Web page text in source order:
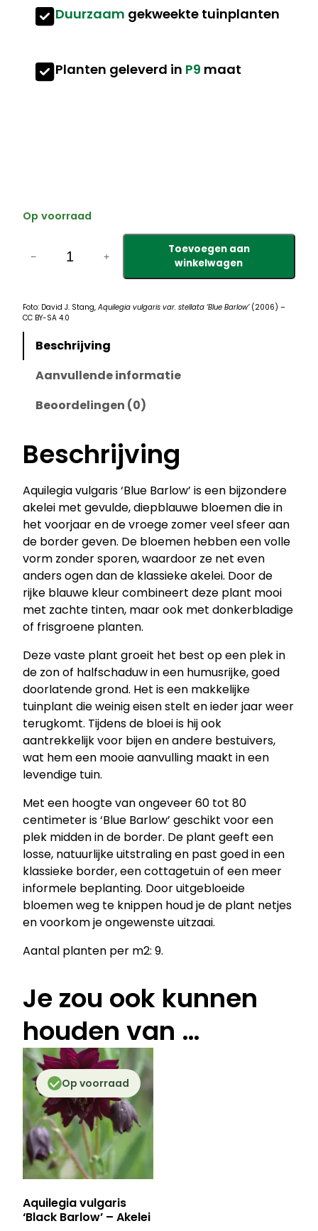
Duurzaam gekweekte tuinplanten
Planten geleverd in P9 maat
Op voorraad
l
i
g
a
i
s
'
B
l
u
e
B
a
r
l
o
w
'
–
A
k
l
e
i
a
a
n
t
a
− +
Toevoegen aan
winkelwagen
Foto: David J. Stang, Aquilegia vulgaris var. stellata ‘Blue Barlow’(2006) –
CC BY-SA 4.0
Beschrijving
Aanvullende informatie
Beoordelingen (0)
Beschrijving
Aquilegia vulgaris ‘Blue Barlow’ is een bijzondere
akelei met gevulde, diepblauwe bloemen die in
het voorjaar en de vroege zomer veel sfeer aan
de border geven. De bloemen hebben een volle
vorm zonder sporen, waardoor ze net even
anders ogen dan de klassieke akelei. Door de
rijke blauwe kleur combineert deze plant mooi
met zachte tinten, maar ook met donkerbladige
of frisgroene planten.
Deze vaste plant groeit het best op een plek in
de zon of halfschaduw in een humusrijke, goed
doorlatende grond. Het is een makkelijke
tuinplant die weinig eisen stelt en ieder jaar weer
terugkomt. Tijdens de bloei is hij ook
aantrekkelijk voor bijen en andere bestuivers,
wat hem een mooie aanvulling maakt in een
levendige tuin.
Met een hoogte van ongeveer 60 tot 80
centimeter is ‘Blue Barlow’ geschikt voor een
plek midden in de border. De plant geeft een
losse, natuurlijke uitstraling en past goed in een
klassieke border, een cottagetuin of een meer
informele beplanting. Door uitgebloeide
bloemen weg te knippen houd je de plant netjes
en voorkom je ongewenste uitzaai.
Aantal planten per m2: 9.
Je zou ook kunnen
houden van …
Op voorraad
Aquilegia vulgaris
‘Black Barlow’ – Akelei